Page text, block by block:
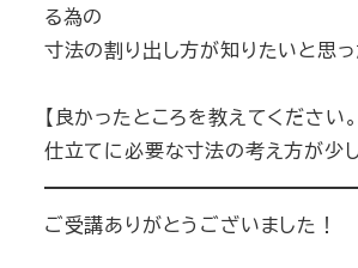
る為の
寸法の割り出し方が知りたいと思っ
【良かったところを教えてください。
仕立てに必要な寸法の考え方が少
ご受講ありがとうございました！